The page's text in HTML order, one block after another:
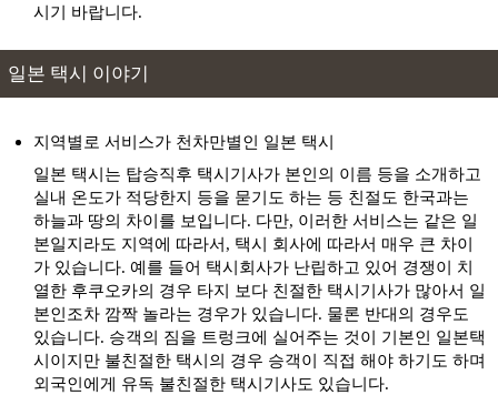
시기 바랍니다.
일본 택시 이야기
지역별로 서비스가 천차만별인 일본 택시
일본 택시는 탑승직후 택시기사가 본인의 이름 등을 소개하고
실내 온도가 적당한지 등을 묻기도 하는 등 친절도 한국과는
하늘과 땅의 차이를 보입니다. 다만, 이러한 서비스는 같은 일
본일지라도 지역에 따라서, 택시 회사에 따라서 매우 큰 차이
가 있습니다. 예를 들어 택시회사가 난립하고 있어 경쟁이 치
열한 후쿠오카의 경우 타지 보다 친절한 택시기사가 많아서 일
본인조차 깜짝 놀라는 경우가 있습니다. 물론 반대의 경우도
있습니다. 승객의 짐을 트렁크에 실어주는 것이 기본인 일본택
시이지만 불친절한 택시의 경우 승객이 직접 해야 하기도 하며
외국인에게 유독 불친절한 택시기사도 있습니다.